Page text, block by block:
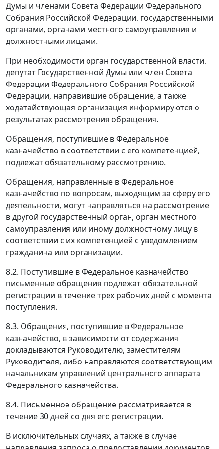
Думы и членами Совета Федерации Федерального
Собрания Российской Федерации, государственными
органами, органами местного самоуправления и
должностными лицами.
При необходимости орган государственной власти,
депутат Государственной Думы или член Совета
Федерации Федерального Собрания Российской
Федерации, направившие обращение, а также
ходатайствующая организация информируются о
результатах рассмотрения обращения.
Обращения, поступившие в Федеральное
казначейство в соответствии с его компетенцией,
подлежат обязательному рассмотрению.
Обращения, направленные в Федеральное
казначейство по вопросам, выходящим за сферу его
деятельности, могут направляться на рассмотрение
в другой государственный орган, орган местного
самоуправления или иному должностному лицу в
соответствии с их компетенцией с уведомлением
гражданина или организации.
8.2. Поступившие в Федеральное казначейство
письменные обращения подлежат обязательной
регистрации в течение трех рабочих дней с момента
поступления.
8.3. Обращения, поступившие в Федеральное
казначейство, в зависимости от содержания
докладываются Руководителю, заместителям
Руководителя, либо направляются соответствующим
начальникам управлений центрального аппарата
Федерального казначейства.
8.4. Письменное обращение рассматривается в
течение 30 дней со дня его регистрации.
В исключительных случаях, а также в случае